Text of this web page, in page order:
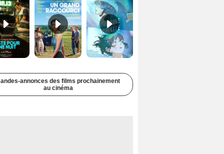
annonces des films prochainement
au cinéma